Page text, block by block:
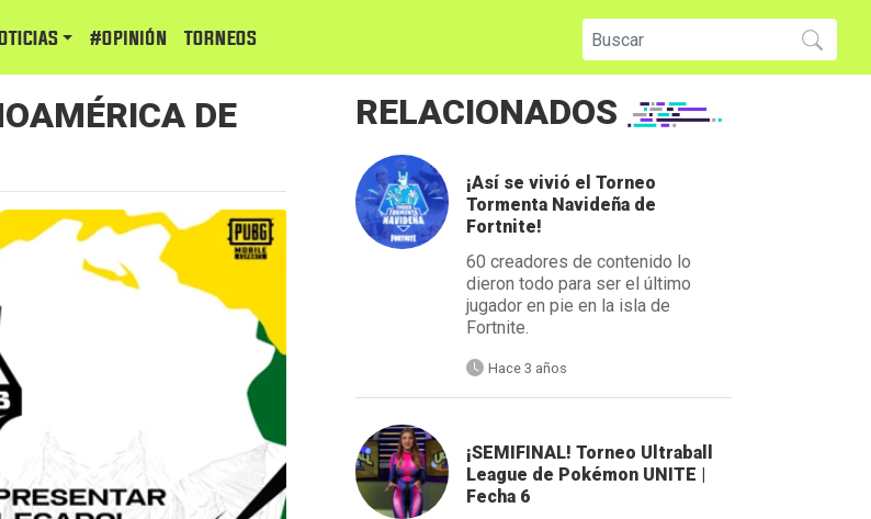
#Opinión TORNEOS
DE
RELACIONADOS
¡Así se vivió el Torneo
Tormenta Navideña de
Fortnite!
60 creadores de contenido lo
dieron todo para ser el último
jugador en pie en la isla de
Fortnite.
Hace 3 años
¡SEMIFINAL! Torneo Ultraball
League de Pokémon UNITE |
Fecha 6